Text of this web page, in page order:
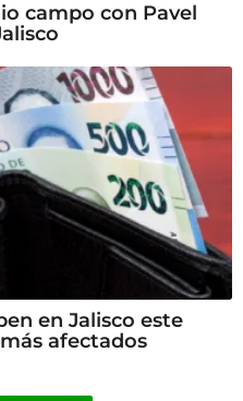
campo con Pavel
en Jalisco este
afectados